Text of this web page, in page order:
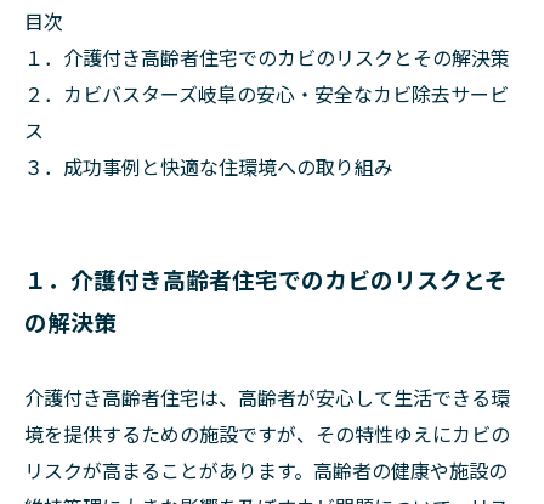
目次
１．介護付き高齢者住宅でのカビのリスクとその解決策
２．カビバスターズ岐阜の安心・安全なカビ除去サービ
ス
３．成功事例と快適な住環境への取り組み
１．介護付き高齢者住宅でのカビのリスクとそ
の解決策
介護付き高齢者住宅は、高齢者が安心して生活できる環
境を提供するための施設ですが、その特性ゆえにカビの
リスクが高まることがあります。高齢者の健康や施設の